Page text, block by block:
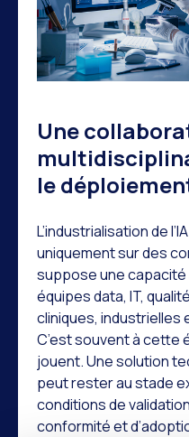
Une
le
L’industrialisation de
uniquement sur des
suppose une capacité
équipes data, IT,
cliniques, industrielles
C’est souvent à cette
jouent. Une solution
peut rester au stade
conditions de
conformité et